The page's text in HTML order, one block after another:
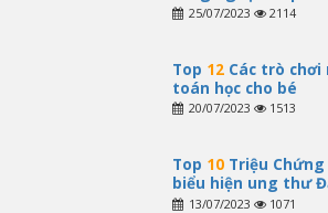
25/07/2023 2114
Top 12Các trò chơi
toán học cho bé
20/07/2023 1513
Top 10Triệu Chứng
biểu hiện ung thư
13/07/2023 1071